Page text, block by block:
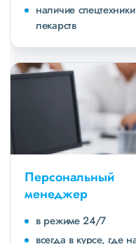
наличие
лекарств
Персональный
менеджер
в режиме 24/7
всегда в курсе, где